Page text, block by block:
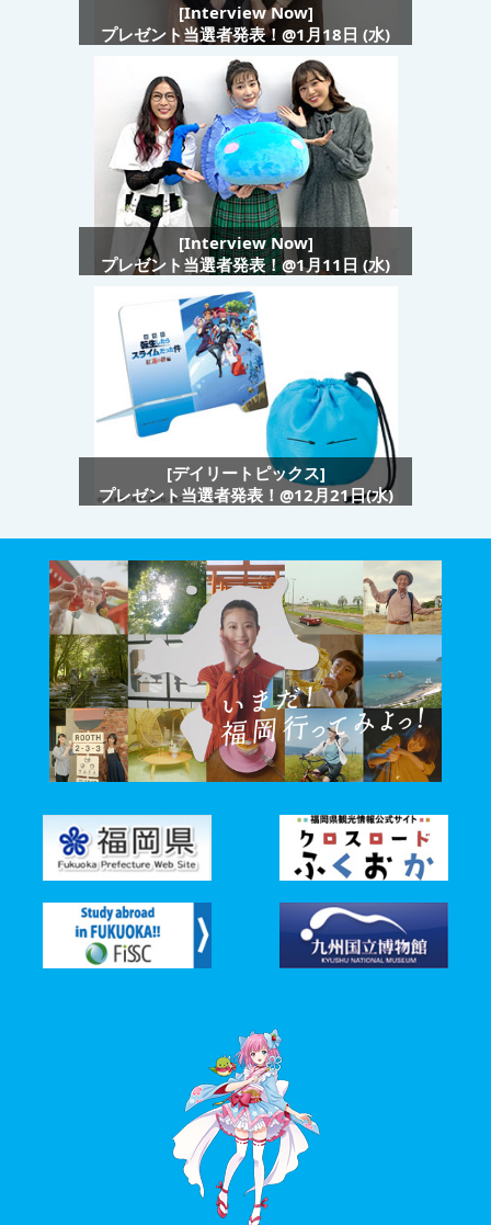
[Interview Now]
プレゼント当選者発表！@1月18日 (水)
[Interview Now]
プレゼント当選者発表！@1月11日 (水)
[デイリートピックス]
プレゼント当選者発表！@12月21日(水)